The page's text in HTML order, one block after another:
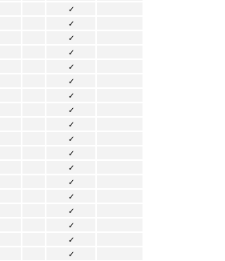
✓
✓
✓
✓
✓
✓
✓
✓
✓
✓
✓
✓
✓
✓
✓
✓
✓
✓